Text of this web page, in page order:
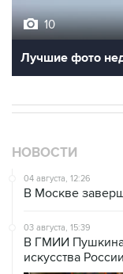
10
Лучшие фото
НОВОСТИ
04 августа, 12:26
В Москве
03 августа, 15:39
В ГМИИ Пушкина
искусства России